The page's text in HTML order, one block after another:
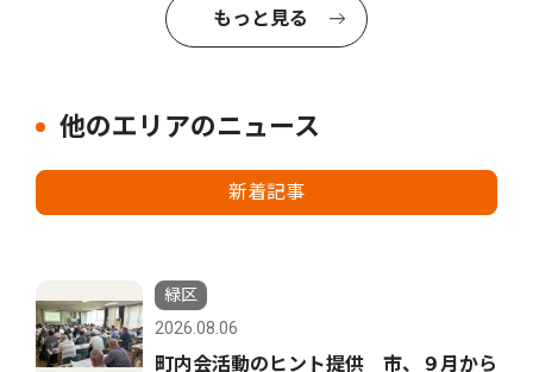
もっと見る
他のエリアのニュース
新着記事
緑区
2026.08.06
町内会活動のヒント提供 市、９月から